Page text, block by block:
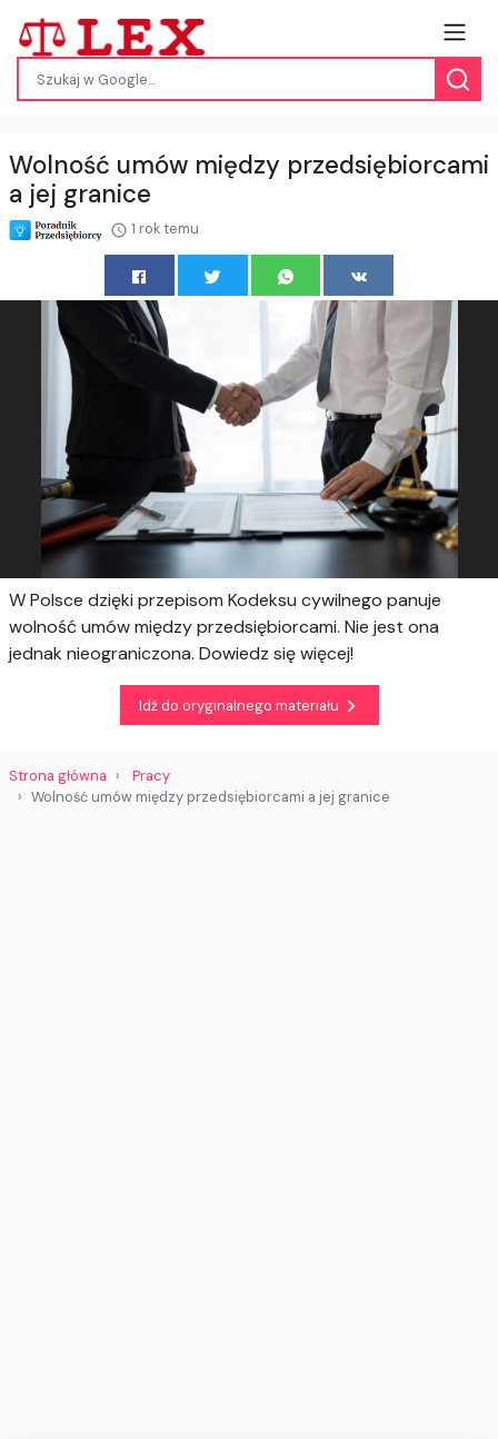
Wolność umów między przedsiębiorcami
a jej granice
1 rok temu
W Polsce dzięki przepisom Kodeksu cywilnego panuje
wolność umów między przedsiębiorcami. Nie jest ona
jednak nieograniczona. Dowiedz się więcej!
Idź do oryginalnego materiału
Strona główna
Pracy
Wolność umów między przedsiębiorcami a jej granice